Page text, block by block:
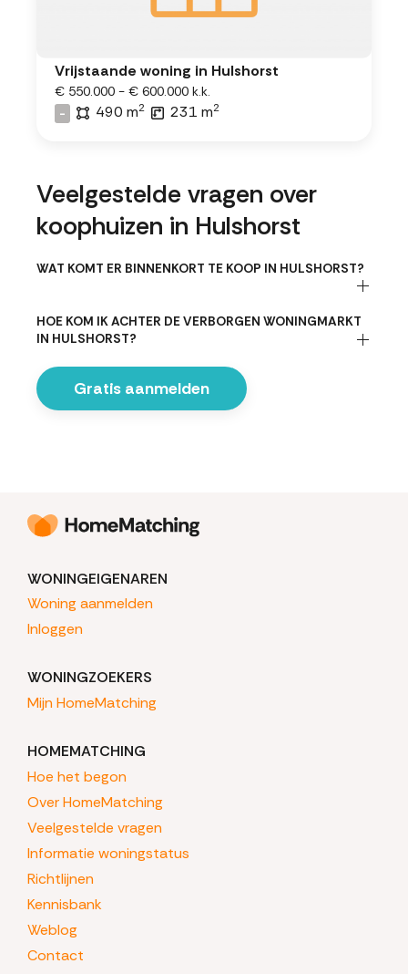
Vrijstaande woning in Hulshorst
€ 550.000 - € 600.000 k.k.
-
490 m2 231 m2
Veelgestelde vragen over
koophuizen in Hulshorst
WAT KOMT ER BINNENKORT TE KOOP IN HULSHORST?
HOE KOM IK ACHTER DE VERBORGEN WONINGMARKT
IN HULSHORST?
Gratis aanmelden
WONINGEIGENAREN
Woning aanmelden
Inloggen
WONINGZOEKERS
Mijn HomeMatching
HOMEMATCHING
Hoe het begon
Over HomeMatching
Veelgestelde vragen
Informatie woningstatus
Richtlijnen
Kennisbank
Weblog
Contact